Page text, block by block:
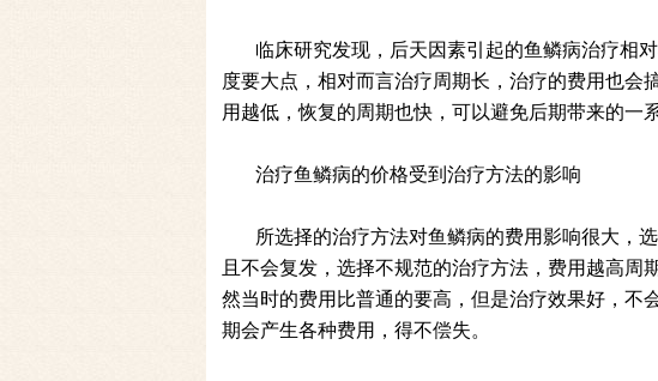
临床研究发现，后天因素引起的鱼鳞病治疗相
度要大点，相对而言治疗周期长，治疗的费用也
用越低，恢复的周期也快，可以避免后期带来的一
治疗鱼鳞病的价格受到治疗方法的影响
所选择的治疗方法对鱼鳞病的费用影响很大，
且不会复发，选择不规范的治疗方法，费用越高
然当时的费用比普通的要高，但是治疗效果好，不
期会产生各种费用，得不偿失。